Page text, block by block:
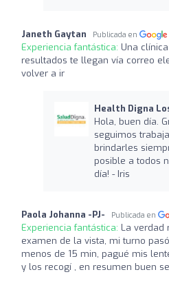
Janeth Gaytan Publicada en
Experiencia fantástica: Una
resultados te llegan vía correo
volver a ir
Health Digna
Hola, buen día.
seguimos
brindarles
posible a todos
día! - Iris
Paola Johanna -PJ- Publicada en
Experiencia fantástica: La verdad
examen de la vista, mi turno
menos de 15 min, pagué mis
y los recogí , en resumen buen